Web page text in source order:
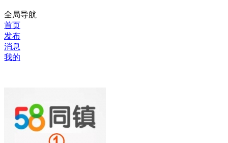
全局导航
首页
发布
消息
我的